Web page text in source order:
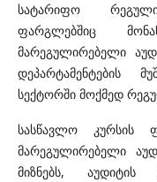
სატარიფო
ფარგლებშიც
მარეგულირებელი
დეპარტამენტების
სექტორში მოქმედ
სასწავლო კურსის
მარეგულირებელი
მიზნებს, აუდიტის